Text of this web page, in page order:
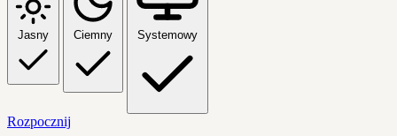
Jasny Ciemny Systemowy
Rozpocznij